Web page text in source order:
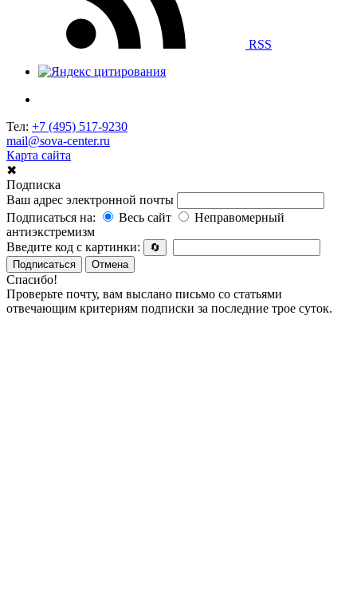
RSS
Тел: +7 (495) 517-9230
mail@sova-center.ru
Карта сайта
✖
Подписка
Ваш адрес электронной почты
Подписаться на:
Весь сайт
Неправомерный
антиэкстремизм
Введите код с картинки:
🔄
Подписаться
Отмена
Спасибо!
Проверьте почту, вам выслано письмо со статьями
отвечающим критериям подписки за последние трое суток.